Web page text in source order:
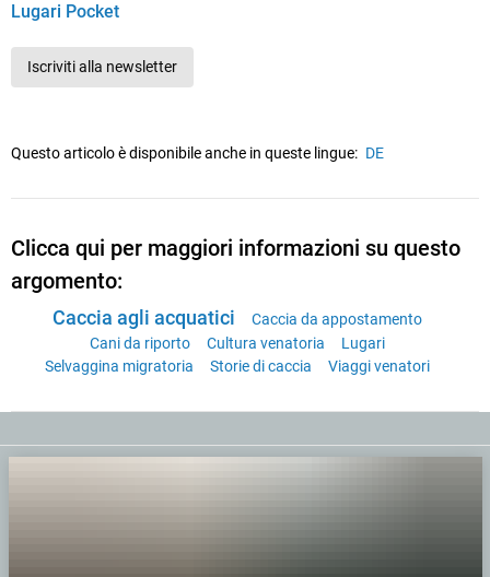
Lugari Pocket
Iscriviti alla newsletter
Questo articolo è disponibile anche in queste lingue: DE
Clicca qui per maggiori informazioni su questo
argomento:
Caccia agli acquatici
Caccia da appostamento
Cani da riporto
Cultura venatoria
Lugari
Selvaggina migratoria
Storie di caccia Viaggi venatori